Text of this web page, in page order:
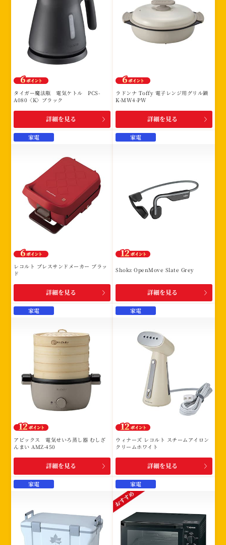
タイガー魔法瓶 電気ケトル PCS-
A080〈K〉ブラック
詳細を見る
ラドンナ Toffy 電子レンジ用グリル鍋
K-MW4-PW
詳細を見る
家電
レコルト プレスサンドメーカー ブラッ
ド
詳細を見る
家電
Shokz OpenMove Slate Grey
詳細を見る
家電
アピックス 電気せいろ蒸し器 むしざ
んまい AMZ-450
詳細を見る
家電
ウィナーズ レコルト スチームアイロン
クリームホワイト
詳細を見る
家電 家電